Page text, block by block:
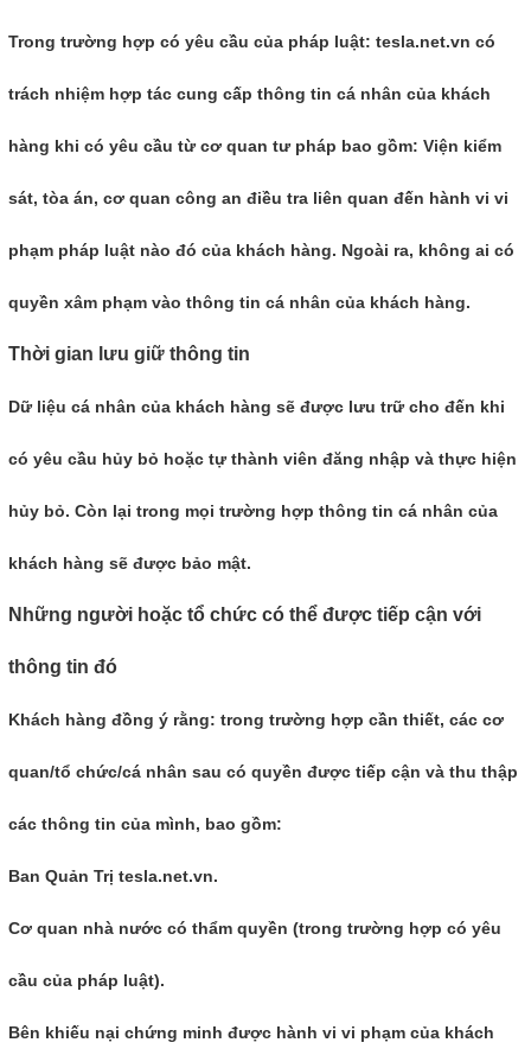
Trong trường hợp có yêu cầu của pháp luật: tesla.net.vn có
trách nhiệm hợp tác cung cấp thông tin cá nhân của khách
hàng khi có yêu cầu từ cơ quan tư pháp bao gồm: Viện kiểm
sát, tòa án, cơ quan công an điều tra liên quan đến hành vi vi
phạm pháp luật nào đó của khách hàng. Ngoài ra, không ai có
quyền xâm phạm vào thông tin cá nhân của khách hàng.
Thời gian lưu giữ thông tin
Dữ liệu cá nhân của khách hàng sẽ được lưu trữ cho đến khi
có yêu cầu hủy bỏ hoặc tự thành viên đăng nhập và thực hiện
hủy bỏ. Còn lại trong mọi trường hợp thông tin cá nhân của
khách hàng sẽ được bảo mật.
Những người hoặc tổ chức có thể được tiếp cận với
thông tin đó
Khách hàng đồng ý rằng: trong trường hợp cần thiết, các cơ
quan/tổ chức/cá nhân sau có quyền được tiếp cận và thu thập
các thông tin của mình, bao gồm:
Ban Quản Trị tesla.net.vn.
Cơ quan nhà nước có thẩm quyền (trong trường hợp có yêu
cầu của pháp luật).
Bên khiếu nại chứng minh được hành vi vi phạm của khách